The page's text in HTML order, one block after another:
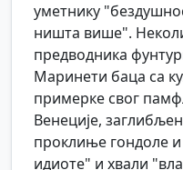
уметнику
ништа више".
предводника
Маринети баца са
примерке свог
Венеције,
проклиње гондоле
идиоте" и хвали